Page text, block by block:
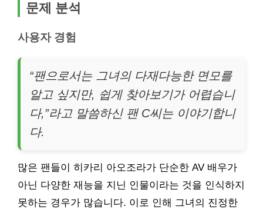
문제 분석
사용자 경험
“팬으로서는 그녀의 다재다능한 면모를
알고 싶지만, 쉽게 찾아보기가 어렵습니
다,”라고 말씀하신 팬 C씨는 이야기합니
다.
많은 팬들이 히카리 아오조라가 단순한 AV 배우가
아닌 다양한 재능을 지닌 인물이라는 것을 인식하지
못하는 경우가 많습니다. 이로 인해 그녀의 진정한